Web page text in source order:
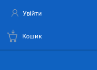
Увійти
Кошик